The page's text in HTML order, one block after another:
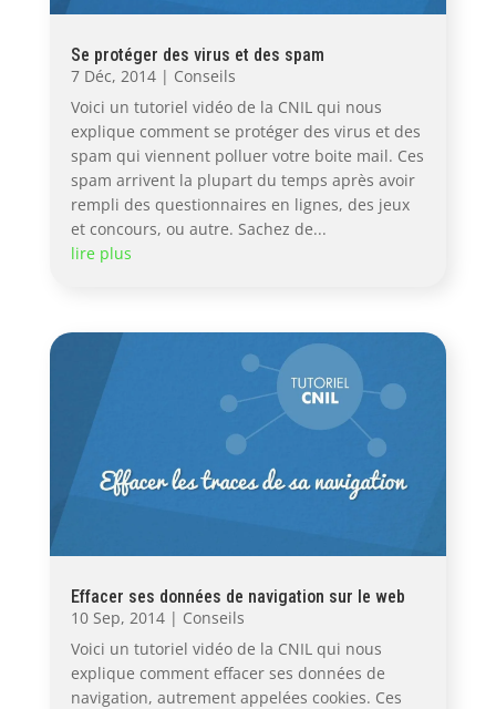
Se protéger des virus et des spam
7 Déc, 2014| Conseils
Voici un tutoriel vidéo de la CNIL qui nous
explique comment se protéger des virus et des
spam qui viennent polluer votre boite mail. Ces
spam arrivent la plupart du temps après avoir
rempli des questionnaires en lignes, des jeux
et concours, ou autre. Sachez de...
lire plus
Effacer ses données de navigation sur le web
10 Sep, 2014| Conseils
Voici un tutoriel vidéo de la CNIL qui nous
explique comment effacer ses données de
navigation, autrement appelées cookies. Ces